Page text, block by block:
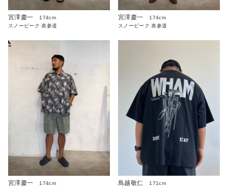
宮澤慶一
174cm
スノーピーク 表参道
宮澤慶一
174cm
スノーピーク 表参道
宮澤慶一
174cm
鳥越敬仁
171cm